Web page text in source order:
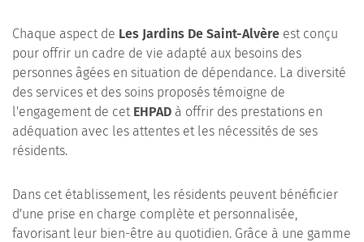
Chaque aspect de Les Jardins De Saint-Alvère est conçu
pour offrir un cadre de vie adapté aux besoins des
personnes âgées en situation de dépendance. La diversité
des services et des soins proposés témoigne de
l'engagement de cet EHPAD à offrir des prestations en
adéquation avec les attentes et les nécessités de ses
résidents.
Dans cet établissement, les résidents peuvent bénéficier
d'une prise en charge complète et personnalisée,
favorisant leur bien-être au quotidien. Grâce à une gamme